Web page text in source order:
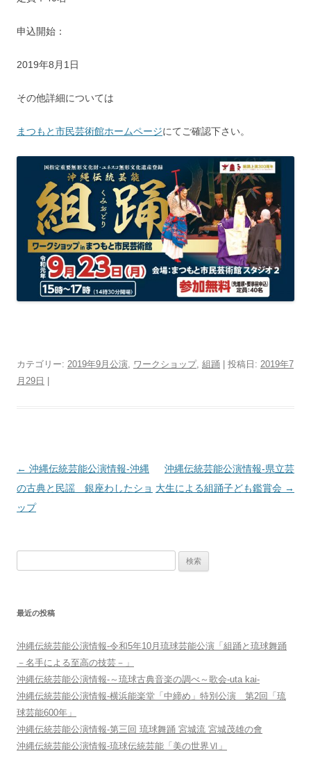
申込開始：
2019年8月1日
その他詳細については
まつもと市民芸術館ホームページにてご確認下さい。
カテゴリー: 2019年9月公演, ワークショップ, 組踊 | 投稿日: 2019年7
月29日
投
稿
ナ
← 沖縄伝統芸能公演情報‐沖縄
の古典と民謡 銀座わしたショ
ップ
沖縄伝統芸能公演情報‐県立芸
大生による組踊子ども鑑賞会 →
最近の投稿
沖縄伝統芸能公演情報-令和5年10月琉球芸能公演「組踊と琉球舞踊
－名手による至高の技芸－」
沖縄伝統芸能公演情報-～琉球古典音楽の調べ～歌会-uta kai-
沖縄伝統芸能公演情報-横浜能楽堂「中締め」特別公演 第2回「琉
球芸能600年」
沖縄伝統芸能公演情報-第三回 琉球舞踊 宮城流 宮城茂雄の會
沖縄伝統芸能公演情報-琉球伝統芸能「美の世界Ⅵ」